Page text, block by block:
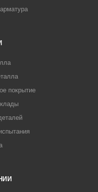
покрытие